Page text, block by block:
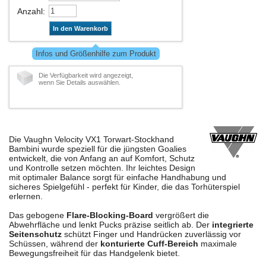
Anzahl:
In den Warenkorb
Infos und Größenhilfe zum Produkt
Die Verfügbarkeit wird angezeigt,
wenn Sie Details auswählen.
Die Vaughn Velocity VX1 Torwart-Stockhand
Bambini wurde speziell für die jüngsten Goalies
entwickelt, die von Anfang an auf Komfort, Schutz
und Kontrolle setzen möchten. Ihr leichtes Design
mit optimaler Balance sorgt für einfache Handhabung und
sicheres Spielgefühl - perfekt für Kinder, die das Torhüterspiel
erlernen.
Das gebogene Flare-Blocking-Board vergrößert die
Abwehrfläche und lenkt Pucks präzise seitlich ab. Der integrierte
Seitenschutz schützt Finger und Handrücken zuverlässig vor
Schüssen, während der konturierte Cuff-Bereich maximale
Bewegungsfreiheit für das Handgelenk bietet.